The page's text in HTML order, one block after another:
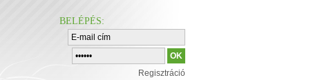
BELÉPÉS:
Regisztráció